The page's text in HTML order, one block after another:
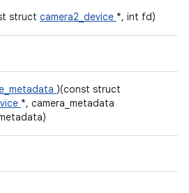
struct camera2_device *, int fd)
)(const struct
*, camera_metadata